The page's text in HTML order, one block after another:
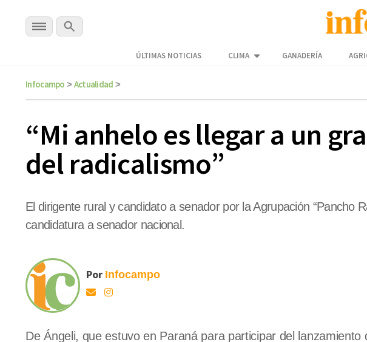
ÚLTIMAS NOTICIAS CLIMA GANADERÍA
Infocampo > Actualidad >
“Mi anhelo es llegar a un
del radicalismo”
El dirigente rural y candidato a senador por la Agrupación “Pancho
candidatura a senador nacional.
Por Infocampo
De Ángeli, que estuvo en Paraná para participar del